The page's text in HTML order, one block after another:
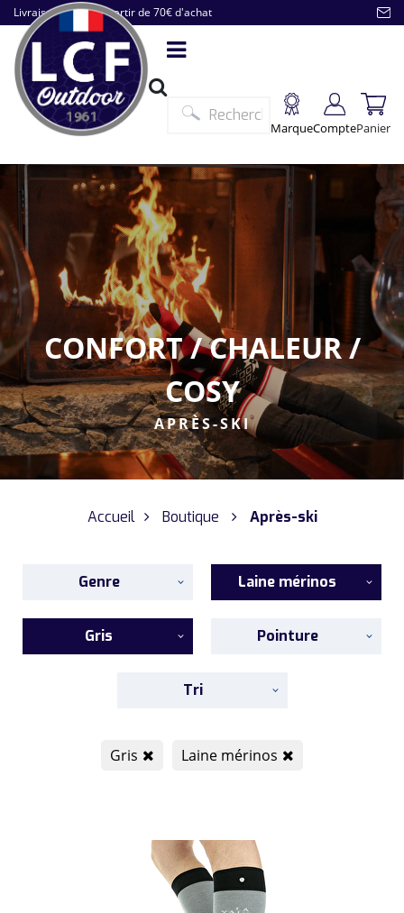
Livraison offerte à partir de 70€ d'achat
MarqueComptePanier
CONFORT / CHALEUR /
COSY
APRÈS-SKI
Accueil Boutique Après-ski
Genre Laine mérinos
Gris Pointure
Tri
Gris Laine mérinos